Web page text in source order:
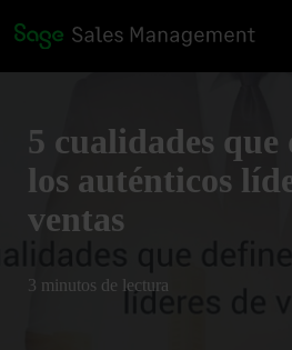
5 cualidades que
los auténticos
ventas
3 minutos de lectura